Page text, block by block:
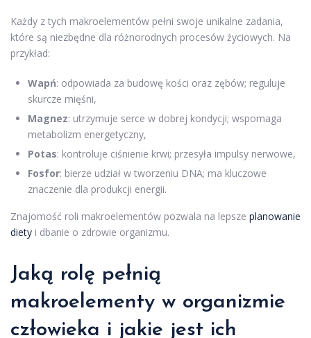
Każdy z tych makroelementów pełni swoje unikalne zadania,
które są niezbędne dla różnorodnych procesów życiowych. Na
przykład:
Wapń: odpowiada za budowę kości oraz zębów; reguluje
skurcze mięśni,
Magnez: utrzymuje serce w dobrej kondycji; wspomaga
metabolizm energetyczny,
Potas: kontroluje ciśnienie krwi; przesyła impulsy nerwowe,
Fosfor: bierze udział w tworzeniu DNA; ma kluczowe
znaczenie dla produkcji energii.
Znajomość roli makroelementów pozwala na lepsze planowanie
diety i dbanie o zdrowie organizmu.
Jaką rolę pełnią
makroelementy w organizmie
człowieka i jakie jest ich